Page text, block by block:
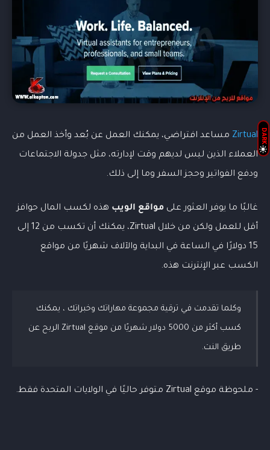
DARK
Zirtual مساعد افتراضي، يمكنك العمل عن بُعد وأخذ العمل من
العملاء الذين ليس لديهم وقت لإدارته، مثل جدولة الاجتماعات
ودفع الفواتير وحجز السفر وما إلى ذلك.
غالبًا ما يوفر العثور على مواقع الويب هذه لكسب المال حوافز
أقل للعمل ولكن من خلال Zirtual، يمكنك أن تكسب من 12 إلى
15 دولارًا في الساعة في البداية والآلاف شهريًا من مواقع
الكسب عبر الإنترنت هذه.
وكلما تقدمت في ترقية مجموعة مهاراتك وخبراتك ، يمكنك
كسب أكثر من 5000 دولار شهريًا من موقع Zirtual الربح عن
طريق النت.
- ملحوظة موقع Zirtual متوفر حاليًا في الولايات المتحدة فقط.